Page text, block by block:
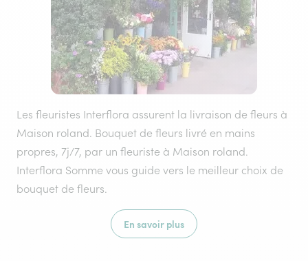
Les fleuristes Interflora assurent la livraison de fleurs à
Maison roland. Bouquet de fleurs livré en mains
propres, 7j/7, par un fleuriste à Maison roland.
Interflora Somme vous guide vers le meilleur choix de
bouquet de fleurs.
En savoir plus